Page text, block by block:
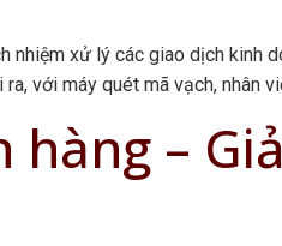
nhiệm xử lý các giao dịch
với máy quét mã vạch, nhân
hàng –